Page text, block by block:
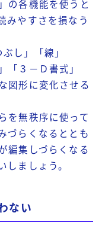
の各機能を使うと
みやすさを損なう
し」「線」
「３－Ｄ書式」
図形に変化させる
を無秩序に使って
づらくなるととも
編集しづらくなる
しましょう。
ない